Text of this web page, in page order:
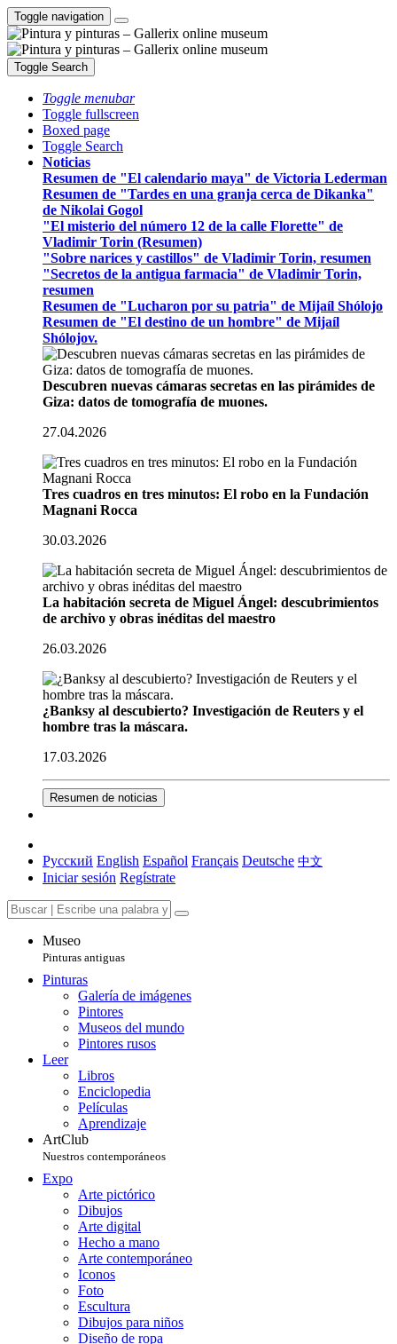
Toggle navigation
Toggle Search
Toggle menubar
Toggle fullscreen
Boxed page
Toggle Search
Noticias
Resumen de "El calendario maya" de Victoria Lederman
Resumen de "Tardes en una granja cerca de Dikanka"
de Nikolai Gogol
"El misterio del número 12 de la calle Florette" de
Vladimir Torin (Resumen)
"Sobre narices y castillos" de Vladimir Torin, resumen
"Secretos de la antigua farmacia" de Vladimir Torin,
resumen
Resumen de "Lucharon por su patria" de Mijaíl Shólojo
Resumen de "El destino de un hombre" de Mijaíl
Shólojov.
Descubren nuevas cámaras secretas en las pirámides de
Giza: datos de tomografía de muones.
27.04.2026
Tres cuadros en tres minutos: El robo en la Fundación
Magnani Rocca
30.03.2026
La habitación secreta de Miguel Ángel: descubrimientos
de archivo y obras inéditas del maestro
26.03.2026
¿Banksy al descubierto? Investigación de Reuters y el
hombre tras la máscara.
17.03.2026
Resumen de noticias
Русский English Español Français Deutsche 中文
Iniciar sesión Regístrate
Museo
Pinturas antiguas
Pinturas
Galería de imágenes
Pintores
Museos del mundo
Pintores rusos
Leer
Libros
Enciclopedia
Películas
Aprendizaje
ArtClub
Nuestros contemporáneos
Expo
Arte pictórico
Dibujos
Arte digital
Hecho a mano
Arte contemporáneo
Iconos
Foto
Escultura
Dibujos para niños
Diseño de ropa